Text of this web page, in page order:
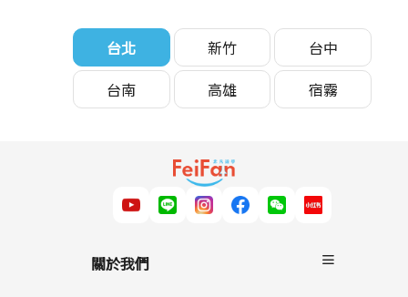
台北 新竹
台中
台南
高雄 宿霧
關於我們